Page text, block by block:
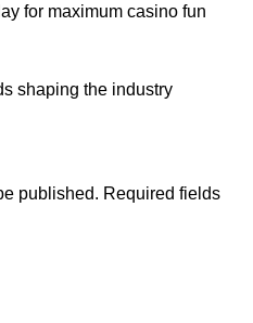
for maximum casino fun
shaping the industry
published. Required fields